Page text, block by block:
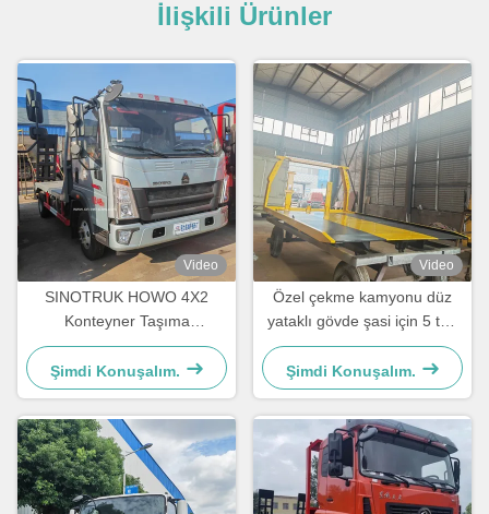
İlişkili Ürünler
Video
SINOTRUK HOWO 4X2
Konteyner Taşıma
Ekskavatör Mühendislik
Taşıma Hafif Yatay Kamyon
Şimdi Konuşalım.
Video
Özel çekme kamyonu düz
yataklı gövde şasi için 5 ton
-16 ton yıkıcı
Şimdi Konuşalım.